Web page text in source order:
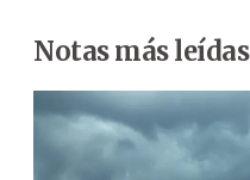
Notas más leídas